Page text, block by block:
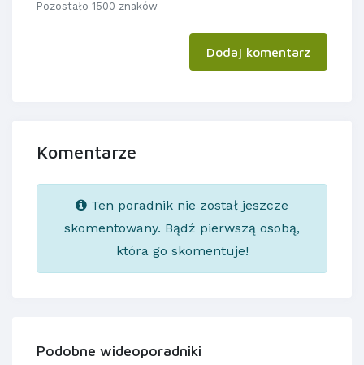
Pozostało 1500 znaków
Dodaj komentarz
Komentarze
Ten poradnik nie został jeszcze
skomentowany. Bądź pierwszą osobą,
która go skomentuje!
Podobne wideoporadniki